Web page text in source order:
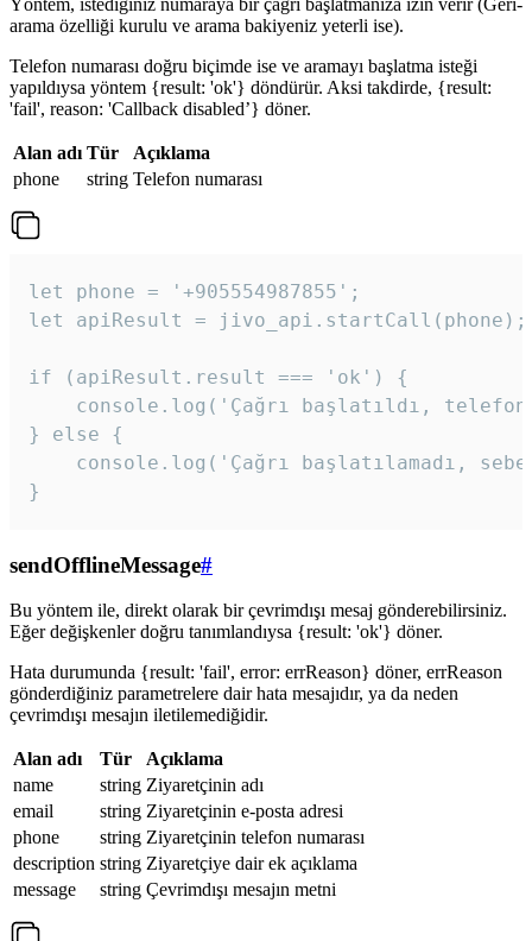
arama özelliği kurulu ve arama bakiyeniz yeterli ise).
Telefon numarası doğru biçimde ise ve aramayı başlatma isteği
yapıldıysa yöntem {result: 'ok'} döndürür. Aksi takdirde, {result:
'fail', reason: 'Callback disabled’} döner.
Alan adı Tür
Açıklama
phone
string Telefon numarası
let phone = '+905554987855';
let apiResult = jivo_api.startCall(phone);
if (apiResult.result === 'ok') {
console.log('Çağrı başlatıldı,
} else {
console.log('Çağrı başlatılamadı,
}
sendOfflineMessage#
Bu yöntem ile, direkt olarak bir çevrimdışı mesaj gönderebilirsiniz.
Eğer değişkenler doğru tanımlandıysa {result: 'ok'} döner.
Hata durumunda {result: 'fail', error: errReason} döner, errReason
gönderdiğiniz parametrelere dair hata mesajıdır, ya da neden
çevrimdışı mesajın iletilemediğidir.
Alan adı Tür
Açıklama
name
string Ziyaretçinin adı
email
string Ziyaretçinin e-posta adresi
phone
string Ziyaretçinin telefon numarası
description string Ziyaretçiye dair ek açıklama
message
string Çevrimdışı mesajın metni